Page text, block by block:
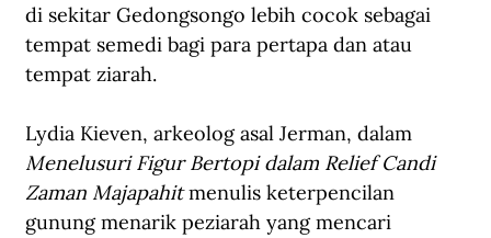
di sekitar Gedongsongo lebih cocok sebagai
tempat semedi bagi para pertapa dan atau
tempat ziarah.
Lydia Kieven, arkeolog asal Jerman, dalam
Menelusuri Figur Bertopi dalam Relief Candi
Zaman Majapahit menulis keterpencilan
gunung menarik peziarah yang mencari